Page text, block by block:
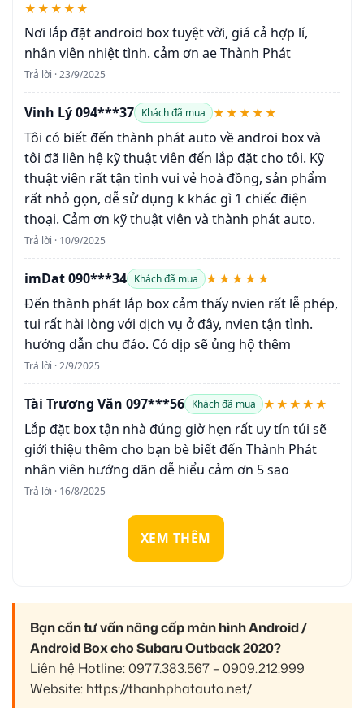
★★★★★
Nơi lắp đặt android box tuyệt vời, giá cả hợp lí,
nhân viên nhiệt tình. cảm ơn ae Thành Phát
Trả lời · 23/9/2025
Vinh Lý 094***37 Khách đã mua ★★★★★
Tôi có biết đến thành phát auto về androi box và
tôi đã liên hệ kỹ thuật viên đến lắp đặt cho tôi. Kỹ
thuật viên rất tận tình vui vẻ hoà đồng, sản phẩm
rất nhỏ gọn, dễ sử dụng k khác gì 1 chiếc điện
thoại. Cảm ơn kỹ thuật viên và thành phát auto.
Trả lời · 10/9/2025
imDat 090***34 Khách đã mua ★★★★★
Đến thành phát lắp box cảm thấy nvien rất lễ phép,
tui rất hài lòng với dịch vụ ở đây, nvien tận tình.
hướng dẫn chu đáo. Có dịp sẽ ủng hộ thêm
Trả lời · 2/9/2025
Tài Trương Văn 097***56 Khách đã mua ★★★★★
Lắp đặt box tận nhà đúng giờ hẹn rất uy tín túi sẽ
giới thiệu thêm cho bạn bè biết đến Thành Phát
nhân viên hướng dãn dễ hiểu cảm ơn 5 sao
Trả lời · 16/8/2025
XEM THÊM
Bạn cần tư vấn nâng cấp màn hình Android /
Android Box cho Subaru Outback 2020?
Liên hệ Hotline: 0977.383.567 – 0909.212.999
Website: https://thanhphatauto.net/